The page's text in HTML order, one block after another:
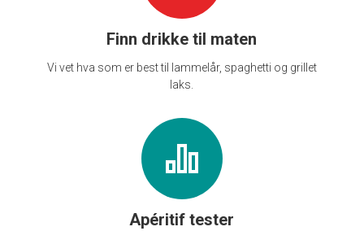
Finn drikke til maten
Vi vet hva som er best til lammelår, spaghetti og grillet
laks.
Apéritif tester